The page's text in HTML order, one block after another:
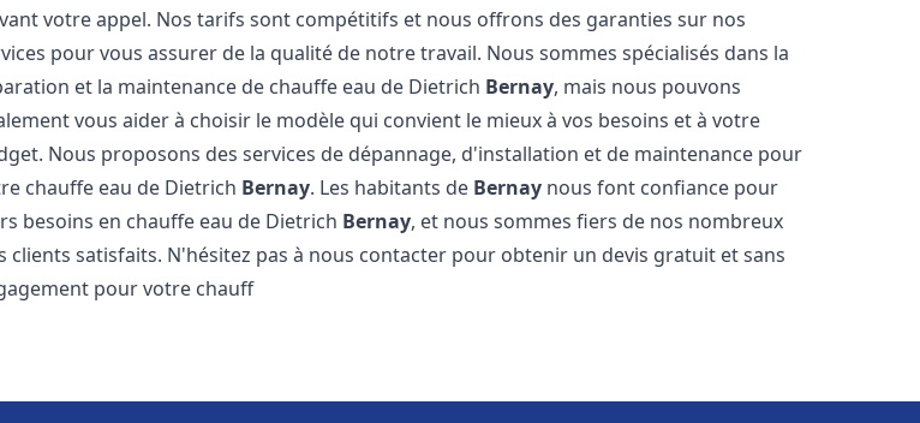
votre appel. Nos tarifs sont compétitifs et nous offrons des garanties sur nos
pour vous assurer de la qualité de notre travail. Nous sommes spécialisés dans la
et la maintenance de chauffe eau de Dietrich Bernay, mais nous pouvons
vous aider à choisir le modèle qui convient le mieux à vos besoins et à votre
Nous proposons des services de dépannage, d'installation et de maintenance pour
chauffe eau de Dietrich Bernay. Les habitants de Bernay nous font confiance pour
besoins en chauffe eau de Dietrich Bernay, et nous sommes fiers de nos nombreux
clients satisfaits. N'hésitez pas à nous contacter pour obtenir un devis gratuit et sans
pour votre chauff